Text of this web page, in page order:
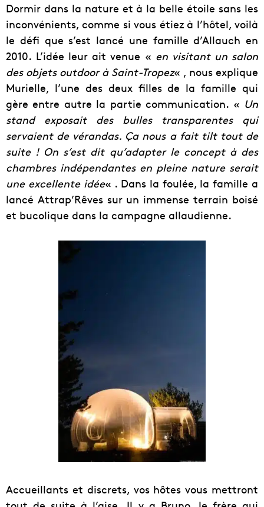
Dormir dans la nature et à la belle étoile sans les
inconvénients, comme si vous étiez à l’hôtel, voilà
le défi que s’est lancé une famille d’Allauch en
2010. L’idée leur ait venue « en visitant un salon
des objets outdoor à Saint-Tropez« , nous explique
Murielle, l’une des deux filles de la famille qui
gère entre autre la partie communication. « Un
stand exposait des bulles transparentes qui
servaient de vérandas. Ça nous a fait tilt tout de
suite ! On s’est dit qu’adapter le concept à des
chambres indépendantes en pleine nature serait
une excellente idée« . Dans la foulée, la famille a
lancé Attrap’Rêves sur un immense terrain boisé
et bucolique dans la campagne allaudienne.
Accueillants et discrets, vos hôtes vous mettront